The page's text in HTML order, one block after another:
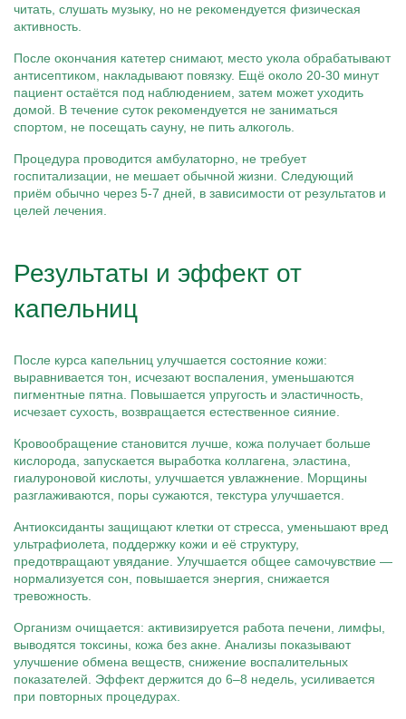
читать, слушать музыку, но не рекомендуется физическая
активность.
После окончания катетер снимают, место укола обрабатывают
антисептиком, накладывают повязку. Ещё около 20-30 минут
пациент остаётся под наблюдением, затем может уходить
домой. В течение суток рекомендуется не заниматься
спортом, не посещать сауну, не пить алкоголь.
Процедура проводится амбулаторно, не требует
госпитализации, не мешает обычной жизни. Следующий
приём обычно через 5-7 дней, в зависимости от результатов и
целей лечения.
Результаты и эффект от
капельниц
После курса капельниц улучшается состояние кожи:
выравнивается тон, исчезают воспаления, уменьшаются
пигментные пятна. Повышается упругость и эластичность,
исчезает сухость, возвращается естественное сияние.
Кровообращение становится лучше, кожа получает больше
кислорода, запускается выработка коллагена, эластина,
гиалуроновой кислоты, улучшается увлажнение. Морщины
разглаживаются, поры сужаются, текстура улучшается.
Антиоксиданты защищают клетки от стресса, уменьшают вред
ультрафиолета, поддержку кожи и её структуру,
предотвращают увядание. Улучшается общее самочувствие —
нормализуется сон, повышается энергия, снижается
тревожность.
Организм очищается: активизируется работа печени, лимфы,
выводятся токсины, кожа без акне. Анализы показывают
улучшение обмена веществ, снижение воспалительных
показателей. Эффект держится до 6–8 недель, усиливается
при повторных процедурах.